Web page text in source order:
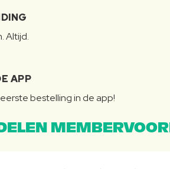
Altijd.
APP
bestelling in de app!